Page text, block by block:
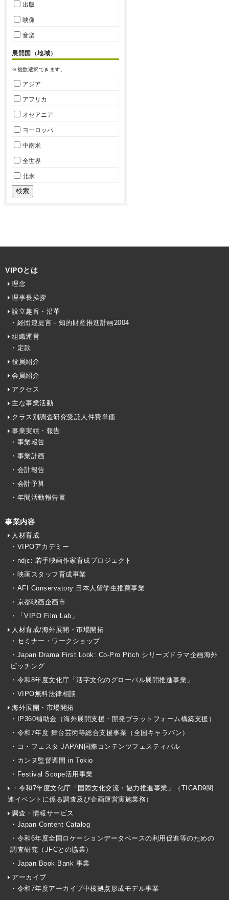
出版
映像
音楽
展開国（地域）
※複数選択できます。
アジア
アフリカ
オセアニア
ヨーロッパ
中南米
全世界
北米
VIPOとは
理念
理事長挨拶
設立趣旨・沿革
・経団連提言－知的財産推進計画2004
組織運営
・定款
役員紹介
会員紹介
アクセス
主な事業活動
クラス別調査研究受託人件費単価
事業実績・報告
・事業報告
・事業計画
・会計報告
・会計予算
・年間活動報告書
事業内容
人材育成
・VIPOアカデミー
・ndjc: 若手映画作家育成プロジェクト
・映画スタッフ育成事業
・AFI Conservatory 日本人留学生推薦事業
・京都映画企画市
・「VIPO Film Lab」
人材育成/海外展開・市場開拓
・セミナー・ワークショップ
・Japan Drama First Look: Co-Pro Pitch シリーズドラマ企画海外
ピッチング
・令和8年度文化庁「活字文化のグローバル展開推進事業」
・VIPO無料法律相談
海外展開・市場開拓
・IP360補助金（海外展開支援・開発プラットフォーム構築支援）
・令和7年度 舞台芸術等総合支援事業（全国キャラバン）
・コ・フェスタ JAPAN国際コンテンツフェスティバル
・カンヌ監督週間 in Tokio
・Festival Scope活用事業
・令和7年度文化庁「国際文化交流・協力推進事業」（TICAD9関
連イベントに係る調査及び企画運営実施業務）
調査・情報サービス
・Japan Content Catalog
・令和6年度全国ロケーションデータベースの利用促進等のための
調査研究（JFCとの協業）
・Japan Book Bank 事業
アーカイブ
・令和7年度アーカイブ中核拠点形成モデル事業